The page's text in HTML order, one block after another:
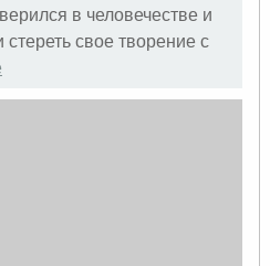
в человечестве и
свое творение с